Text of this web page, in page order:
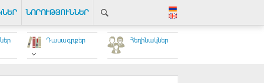
ՆՈՐՈՒԹՅՈՒՆՆԵՐ
Հեղինակներ
Դասագրքեր